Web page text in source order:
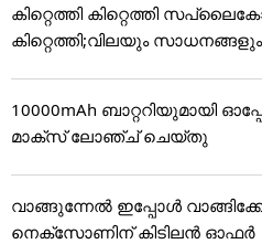
കിറ്റെത്തി കിറ്റെത്തി
കിറ്റെത്തി;വിലയും
10000mAh ബാറ്ററിയുമായി
മാക്സ് ലോഞ്ച് ചെയ്തു
വാങ്ങുന്നേൽ ഇപ്പോൾ
നെക്സോണിന് കിടിലൻ ഓഫർ